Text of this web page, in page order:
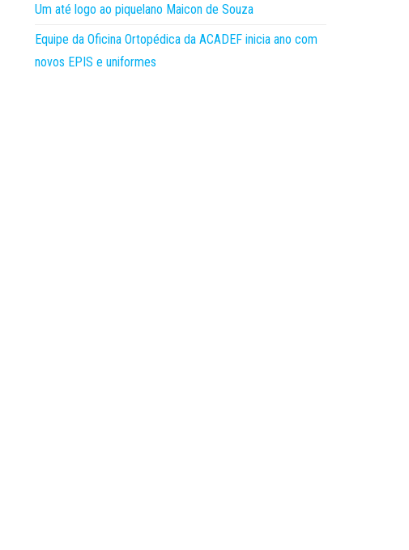
Um até logo ao piquelano Maicon de Souza
Equipe da Oficina Ortopédica da ACADEF inicia ano com
novos EPIS e uniformes